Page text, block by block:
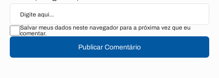
Salvar meus dados neste navegador para a próxima vez que eu
comentar.
Publicar Comentário